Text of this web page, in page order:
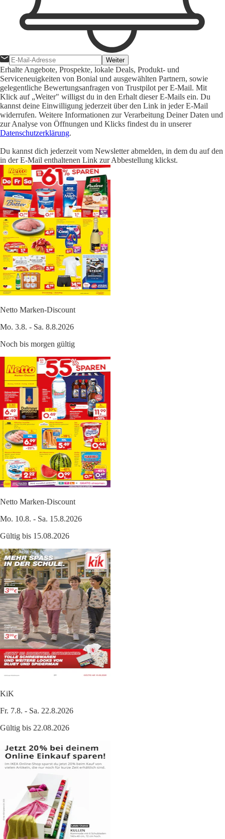
Weiter
Erhalte Angebote, Prospekte, lokale Deals, Produkt- und
Serviceneuigkeiten von Bonial und ausgewählten Partnern, sowie
gelegentliche Bewertungsanfragen von Trustpilot per E-Mail. Mit
Klick auf „Weiter" willigst du in den Erhalt dieser E-Mails ein. Du
kannst deine Einwilligung jederzeit über den Link in jeder E-Mail
widerrufen. Weitere Informationen zur Verarbeitung Deiner Daten und
zur Analyse von Öffnungen und Klicks findest du in unserer
Datenschutzerklärung.
Du kannst dich jederzeit vom Newsletter abmelden, in dem du auf den
in der E-Mail enthaltenen Link zur Abbestellung klickst.
Netto Marken-Discount
Mo. 3.8. - Sa. 8.8.2026
Noch bis morgen gültig
Netto Marken-Discount
Mo. 10.8. - Sa. 15.8.2026
Gültig bis 15.08.2026
KiK
Fr. 7.8. - Sa. 22.8.2026
Gültig bis 22.08.2026